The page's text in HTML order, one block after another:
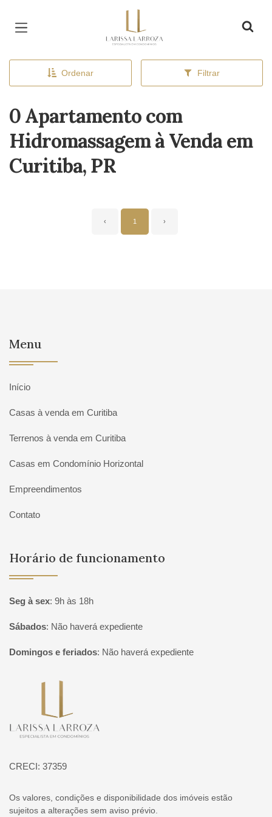
Ordenar Filtrar
0 Apartamento com
Hidromassagem à Venda em
Curitiba, PR
‹ 1 ›
Menu
Início
Casas à venda em Curitiba
Terrenos à venda em Curitiba
Casas em Condomínio Horizontal
Empreendimentos
Contato
Horário de funcionamento
Seg à sex: 9h às 18h
Sábados: Não haverá expediente
Domingos e feriados: Não haverá expediente
CRECI: 37359
Os valores, condições e disponibilidade dos imóveis estão
sujeitos a alterações sem aviso prévio.